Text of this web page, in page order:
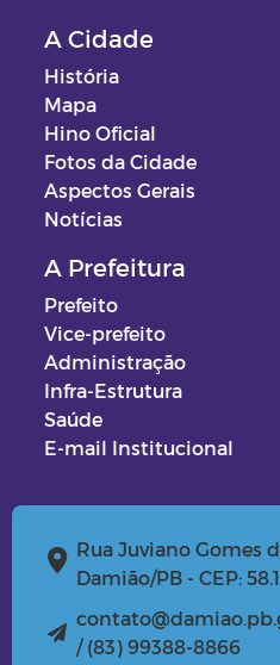
A Cidade
História
Mapa
Hino Oficial
Fotos da Cidade
Aspectos Gerais
Notícias
A Prefeitura
Prefeito
Vice-prefeito
Administração
Infra-Estrutura
Saúde
E-mail Institucional
Rua Juviano Gomes
Damião/PB - CEP:
/ (83) 99388-8866